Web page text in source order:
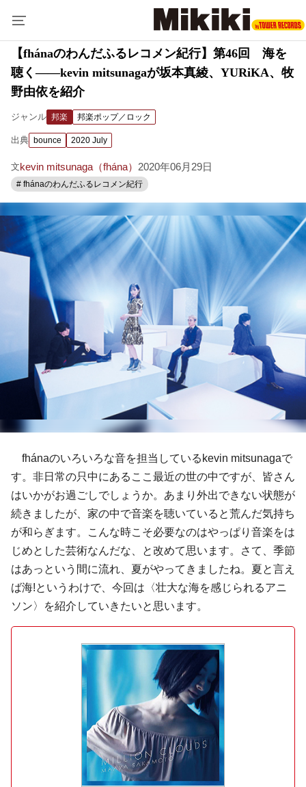
【fhánaのわんだふるレコメン紀行】第46回 海を
聴く――kevin mitsunagaが坂本真綾、YURiKA、牧
野由依を紹介
ジャンル 邦楽 邦楽ポップ／ロック
出典 bounce 2020 July
文kevin mitsunaga（fhána） 2020年06月29日
# fhánaのわんだふるレコメン紀行
fhánaのいろいろな音を担当しているkevin mitsunagaで
す。非日常の只中にあるここ最近の世の中ですが、皆さん
はいかがお過ごしでしょうか。あまり外出できない状態が
続きましたが、家の中で音楽を聴いていると荒んだ気持ち
が和らぎます。こんな時こそ必要なのはやっぱり音楽をは
じめとした芸術なんだな、と改めて思います。さて、季節
はあっという間に流れ、夏がやってきましたね。夏と言え
ば海!というわけで、今回は〈壮大な海を感じられるアニ
ソン〉を紹介していきたいと思います。